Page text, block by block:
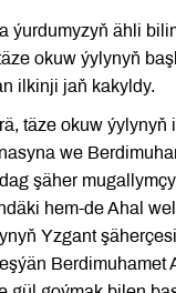
ýurdumyzyň ähli
okuw ýylynyň
ilkinji jaň kakyldy.
täze okuw ýylynyň
we
şäher
hem-de Ahal
Yzgant
Berdimuhamet